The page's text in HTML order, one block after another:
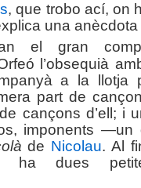
, que trobo ací, on
una
el gran
l’obsequià
a la llotja
part de
cançons d’ell; i
imponents
de Nicolau. Al
dues